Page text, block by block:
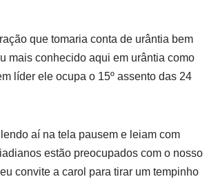
que tomaria conta de urântia bem
mais conhecido aqui em urântia como
líder ele ocupa o 15º assento das 24
aí na tela pausem e leiam com
estão preocupados com o nosso
convite a carol para tirar um tempinho